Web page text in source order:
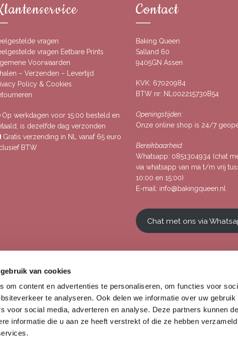
van cookies
om content en advertenties te personaliseren, om functies voor
te analyseren. Ook delen we informatie over uw gebruik
voor social media, adverteren en analyse. Deze partners kunnen
informatie die u aan ze heeft verstrekt of die ze hebben
vragen
vragen Eetbare Prints
Voorwaarden
– Verzenden – Levertijd
Policy & Cookies
Op werkdagen voor 15:00 besteld en
is dezelfde dag verzonden
Gratis verzending in NL vanaf 65 euro
BTW
Contact
Baking Queen
Salland 60
9405GN Assen
KVK: 67020984
BTW nr: NL002215730B54
Openingstijden:
Onze online shop is 24/7
Bereikbaarheid:
Whatsapp: 0851304934 (chat
via whatsapp van ma t/m vrij
10:00 en 15:00)
E-mail: info@bakingqueen.nl
Chat met ons via